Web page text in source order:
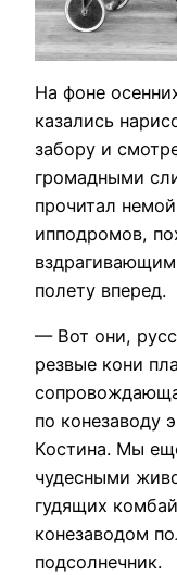
На фоне
казались
забору и
громадными
прочитал
ипподромов,
полету вперед.
— Вот они,
резвые кони
по конезаводу
Костина. Мы
чудесными
гудящих
конезаводом
подсолнечник.